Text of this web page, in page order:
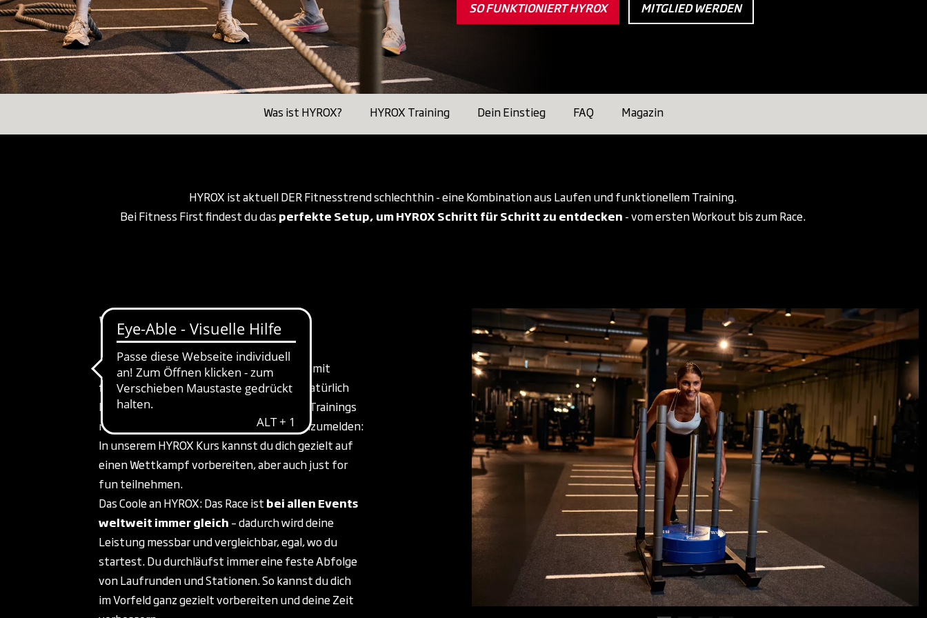
SO FUNKTIONIERT HYROX MITGLIED WERDEN
Was ist HYROX? HYROX Training Dein Einstieg FAQ Magazin
HYROX ist aktuell DER Fitnesstrend schlechthin - eine Kombination aus Laufen und funktionellem Training.
Bei Fitness First findest du das perfekte Setup, um HYROX Schritt für Schritt zu entdecken - vom ersten Workout bis zum Race.
WAS IST HYROX?
HYROX ist einFitness-Race , dasLaufen
mit
funktionellen Workoutskombiniert. Natürlich
kannst du HYROX auch als motivierendes Trainings
nutzen, ohne dich gleich zu einem Race anzumelden:
In unserem HYROX Kurs kannst du dich gezielt auf
einen Wettkampf vorbereiten, aber auch just for
fun teilnehmen.
Das Coole an HYROX: Das Race ist bei allen Events
weltweit immer gleich – dadurch wird deine
Leistung messbar und vergleichbar, egal, wo du
startest. Du durchläufst immer eine feste Abfolge
von Laufrunden und Stationen. So kannst du dich
im Vorfeld ganz gezielt vorbereiten und deine Zeit